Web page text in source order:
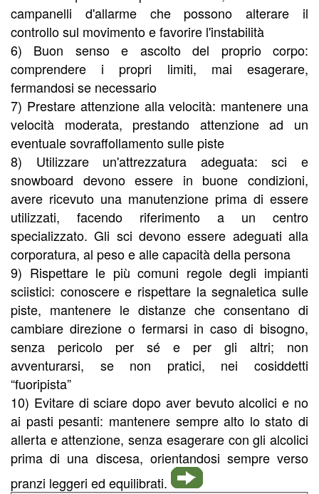
campanelli d'allarme che possono alterare il
controllo sul movimento e favorire l'instabilità
6) Buon senso e ascolto del proprio corpo:
comprendere i propri limiti, mai esagerare,
fermandosi se necessario
7) Prestare attenzione alla velocità: mantenere una
velocità moderata, prestando attenzione ad un
eventuale sovraffollamento sulle piste
8) Utilizzare un'attrezzatura adeguata: sci e
snowboard devono essere in buone condizioni,
avere ricevuto una manutenzione prima di essere
utilizzati, facendo riferimento a un centro
specializzato. Gli sci devono essere adeguati alla
corporatura, al peso e alle capacità della persona
9) Rispettare le più comuni regole degli impianti
sciistici: conoscere e rispettare la segnaletica sulle
piste, mantenere le distanze che consentano di
cambiare direzione o fermarsi in caso di bisogno,
senza pericolo per sé e per gli altri; non
avventurarsi, se non pratici, nei cosiddetti
“fuoripista”
10) Evitare di sciare dopo aver bevuto alcolici e no
ai pasti pesanti: mantenere sempre alto lo stato di
allerta e attenzione, senza esagerare con gli alcolici
prima di una discesa, orientandosi sempre verso
pranzi leggeri ed equilibrati.